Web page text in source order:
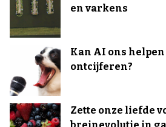
en varkens
Kan AI ons
ontcijferen?
Zette onze liefde